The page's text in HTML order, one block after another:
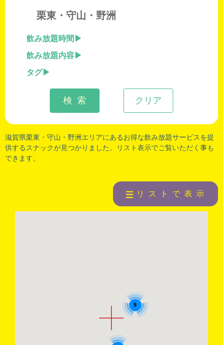
栗東・守山・野洲
飲み放題時間
飲み放題内容
タグ
クリア
検 索
滋賀県栗東 ・ 守山 ・ 野洲エリアにあるお得な飲み放題サービスを提
供するスナックが見つかりました。リスト表示でご覧いただく事も
できます。
リストで表示
9